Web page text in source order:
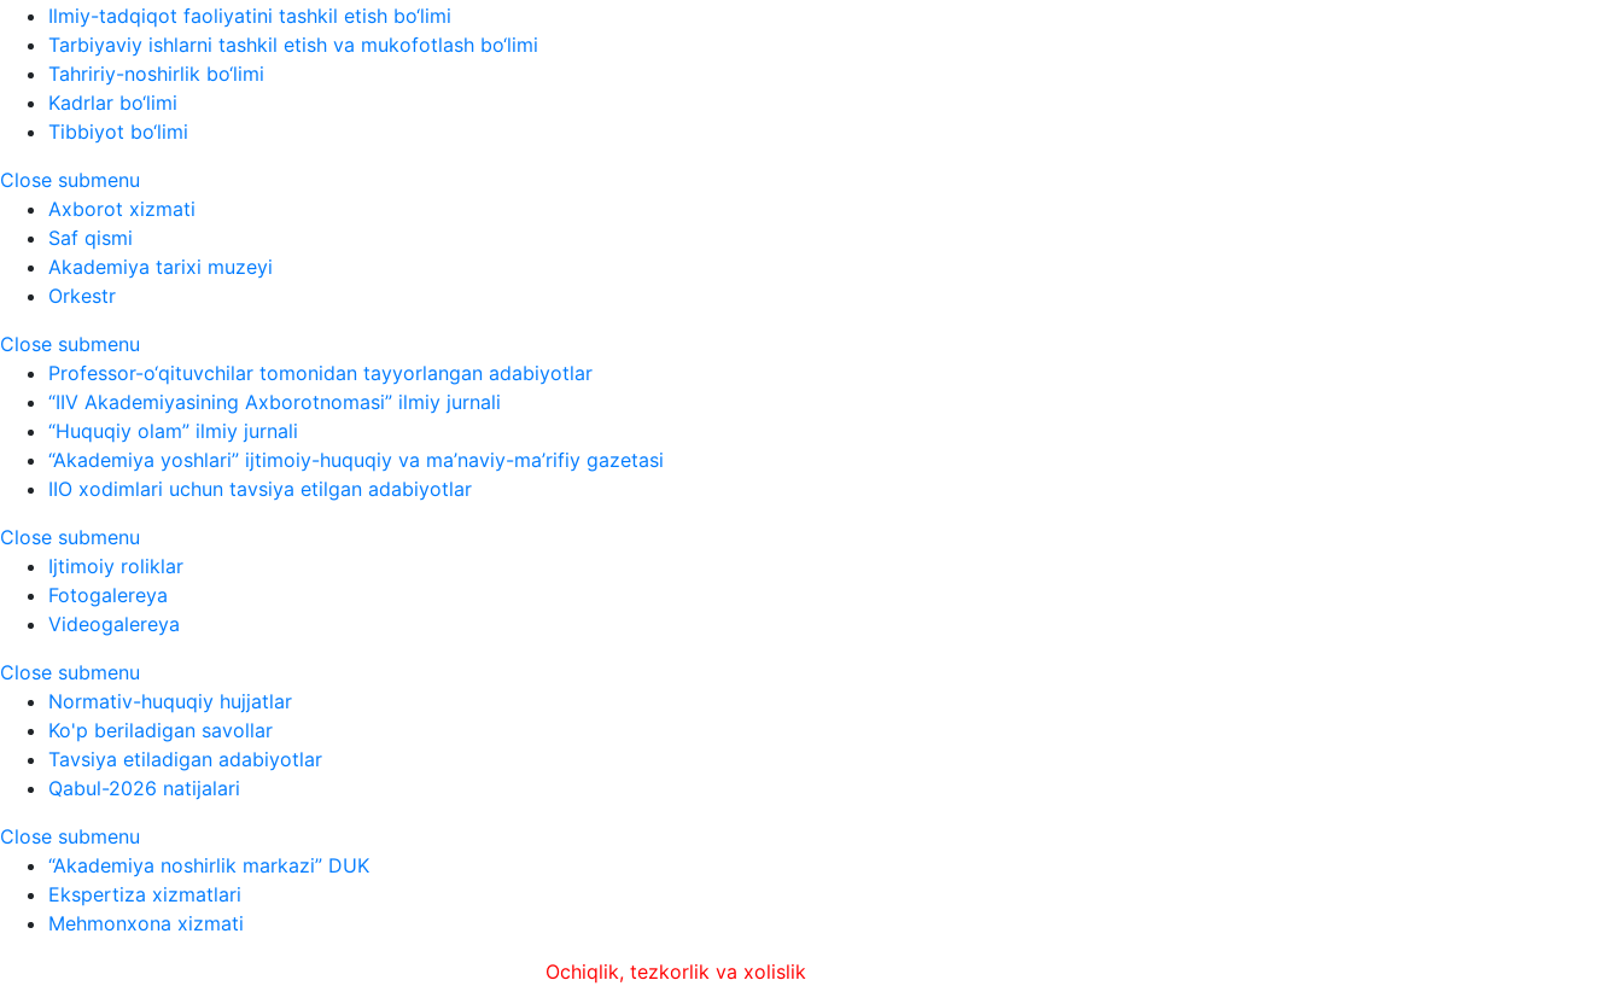
Ilmiy-tadqiqot faoliyatini tashkil etish bo‘limi
Tarbiyaviy ishlarni tashkil etish va mukofotlash bo‘limi
Tahririy-noshirlik bo‘limi
Kadrlar bo‘limi
Tibbiyot bo‘limi
Close submenu
Axborot xizmati
Saf qismi
Akademiya tarixi muzeyi
Orkestr
Close submenu
Professor-o‘qituvchilar tomonidan tayyorlangan adabiyotlar
“IIV Akademiyasining Axborotnomasi” ilmiy jurnali
“Huquqiy olam” ilmiy jurnali
“Akademiya yoshlari” ijtimoiy-huquqiy va ma’naviy-ma’rifiy gazetasi
IIO xodimlari uchun tavsiya etilgan adabiyotlar
Close submenu
Ijtimoiy roliklar
Fotogalereya
Videogalereya
Close submenu
Normativ-huquqiy hujjatlar
Ko'p beriladigan savollar
Tavsiya etiladigan adabiyotlar
Qabul-2026 natijalari
Close submenu
“Akademiya noshirlik markazi” DUK
Ekspertiza xizmatlari
Mehmonxona xizmati
Ochiqlik, tezkorlik va xolislik